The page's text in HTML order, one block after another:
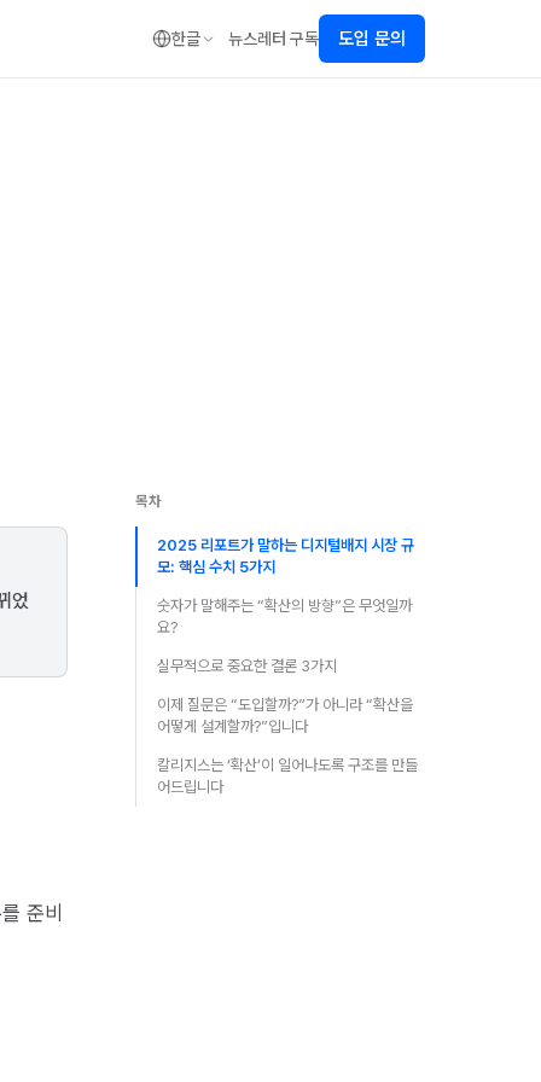
한글 뉴스레터 구독 도입 문의
었
준비
목차
2025 리포트가 말하는 디지털배지 시장 규
모: 핵심 수치 5가지
숫자가 말해주는 “확산의 방향”은 무엇일까
요?
실무적으로 중요한 결론 3가지
이제 질문은 “도입할까?”가 아니라 “확산을
어떻게 설계할까?”입니다
칼리지스는 ‘확산’이 일어나도록 구조를 만들
어드립니다